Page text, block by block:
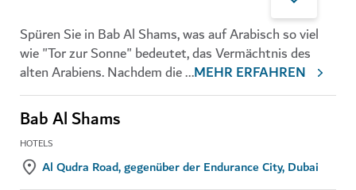
Spüren Sie in Bab Al Shams, was auf Arabisch so viel
wie "Tor zur Sonne" bedeutet, das Vermächtnis des
alten Arabiens. Nachdem die...MEHR ERFAHREN
Bab Al Shams
HOTELS
Al Qudra Road, gegenüber der Endurance City, Dubai